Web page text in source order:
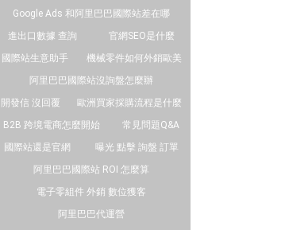
Google Ads 和阿里巴巴國際站差在哪
進出口數據 查詢
官網SEO是什麼
國際站生意助手
機械零件如何外銷歐美
阿里巴巴國際站沒詢盤怎麼辦
開發信 沒回覆
歐洲買家採購流程是什麼
B2B 跨境電商怎麼開始
常見問題Q&A
國際站還是官網
曝光 點擊 詢盤 訂單
阿里巴巴國際站 ROI 怎麼算
電子零組件 外銷 數位獲客
阿里巴巴代運營